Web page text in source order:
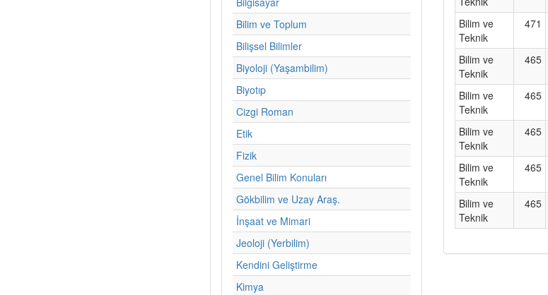
Bilim ve Toplum
Bilişsel Bilimler
Biyoloji (Yaşambilim)
Biyotıp
Cizgi Roman
Etik
Fizik
Genel Bilim Konuları
Gökbilim ve Uzay Araş.
İnşaat ve Mimari
Jeoloji (Yerbilim)
Kendini Geliştirme
Kimya
Bilim ve
Teknik
471
Bilim ve
Teknik
465
Bilim ve
Teknik
465
Bilim ve
Teknik
465
Bilim ve
Teknik
465
Bilim ve
Teknik
465